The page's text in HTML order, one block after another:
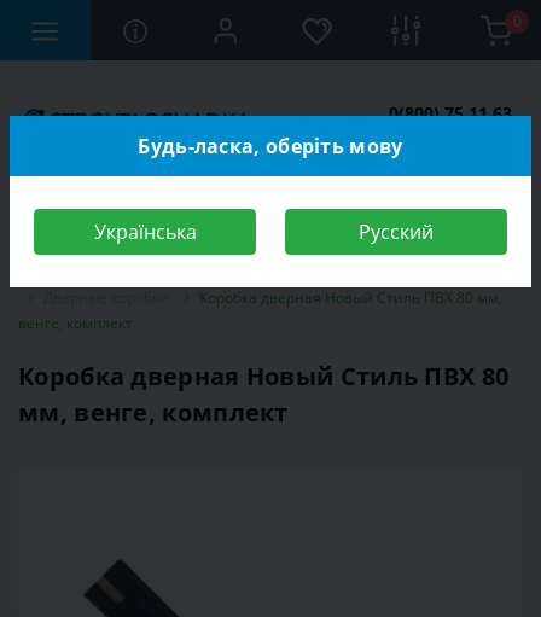
0
0(800) 75 11 63
Коробка дверная Новый Стиль ПВХ 80 мм,
венге, комплект
Коробка дверная Новый Стиль ПВХ 80
мм, венге, комплект
Будь-ласка, оберіть мову
Українська Русский